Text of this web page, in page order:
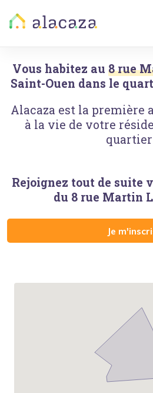
Vous habitez au 8 rue
Saint-Ouen dans le
Alacaza est la première
à la vie de votre
quartier
Rejoignez tout de suite
du 8 rue Martin
Je